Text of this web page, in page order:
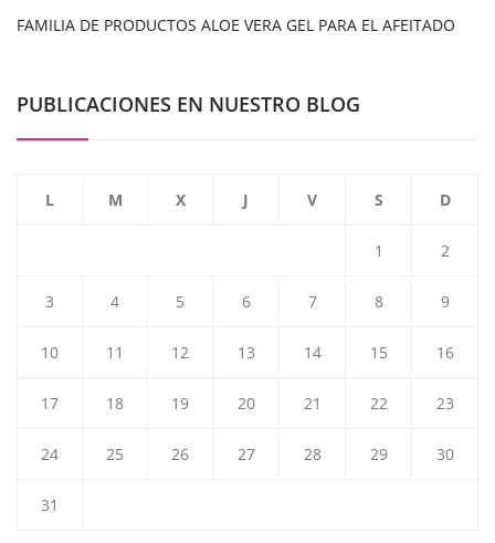
FAMILIA DE PRODUCTOS ALOE VERA GEL PARA EL AFEITADO
PUBLICACIONES EN NUESTRO BLOG
L M X J V S D
1 2
3 4 5 6 7 8 9
10 11 12 13 14 15 16
17 18 19 20 21 22 23
24 25 26 27 28 29 30
31